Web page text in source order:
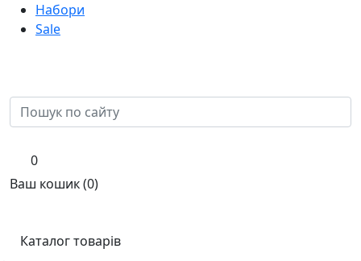
Набори
Sale
0
Ваш кошик (0)
Каталог товарів